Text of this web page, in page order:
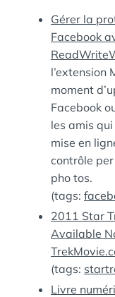
Gérer la
Facebook
l’extension
moment
Facebook
les amis
mise en
contrôle
pho tos.
(tags:
2011 Star
Available
(tags:
Livre